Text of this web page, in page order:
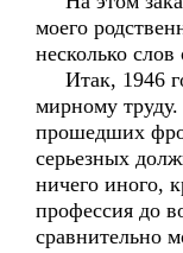
моего
несколько
Итак, 1946
мирному
прошедших
серьезных
ничего иного,
профессия до
сравнительно